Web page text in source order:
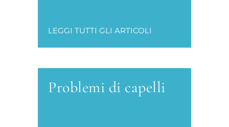
LEGGI TUTTI GLI ARTICOLI
Problemi di capelli